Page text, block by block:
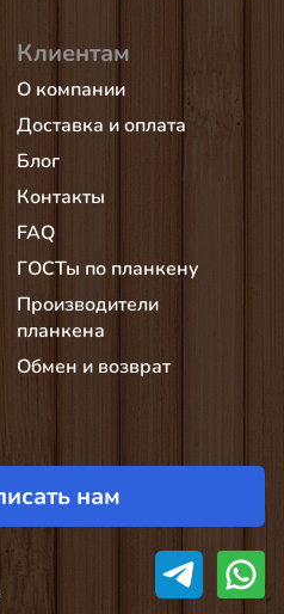
Клиентам
О компании
Доставка и оплата
Блог
Контакты
FAQ
ГОСТы по планкену
Производители
планкена
Обмен и возврат
нам